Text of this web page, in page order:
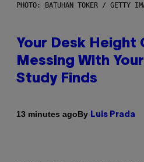
PHOTO: BATUHAN TOKER / GETTY
Your Desk Height
Messing With
Study Finds
13 minutes agoBy Luis Prada